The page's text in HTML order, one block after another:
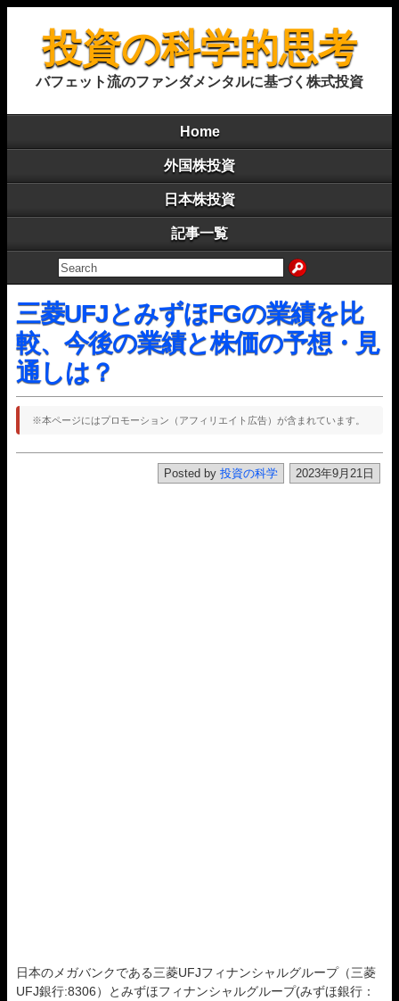
投資の科学的思考
バフェット流のファンダメンタルに基づく株式投資
Home
外国株投資
日本株投資
記事一覧
三菱UFJとみずほFGの業績を比
較、今後の業績と株価の予想・見
通しは？
※本ページにはプロモーション（アフィリエイト広告）が含まれています。
2023年9月21日
Posted by 投資の科学
日本のメガバンクである三菱UFJフィナンシャルグループ（三菱
UFJ銀行:8306）とみずほフィナンシャルグループ(みずほ銀行：